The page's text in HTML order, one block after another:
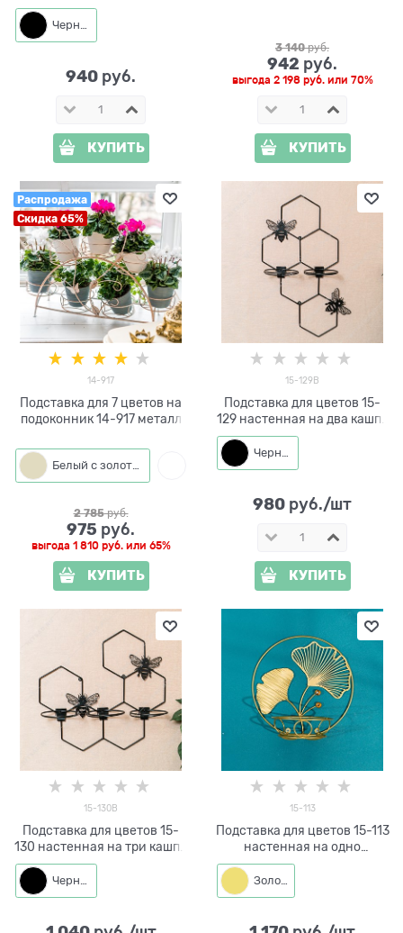
растение
Черный
940 руб.
КУПИТЬ
3 140 руб.
942 руб.
выгода 2 198 руб.или 70%
КУПИТЬ
Распродажа
Скидка 65%
14-917
Подставка для 7 цветов на
подоконник 14-917 металл
Белый с золотым Белый
2 785 руб.
975 руб.
выгода 1 810 руб.или 65%
КУПИТЬ
15-129B
Подставка для цветов 15-
129 настенная на два кашпо
d=14см
Черный
980 руб./шт
КУПИТЬ
15-130B
Подставка для цветов 15-
130 настенная на три кашпо
d=14см
Черный
15-113
Подставка для цветов 15-113
настенная на одно
растение
Золото